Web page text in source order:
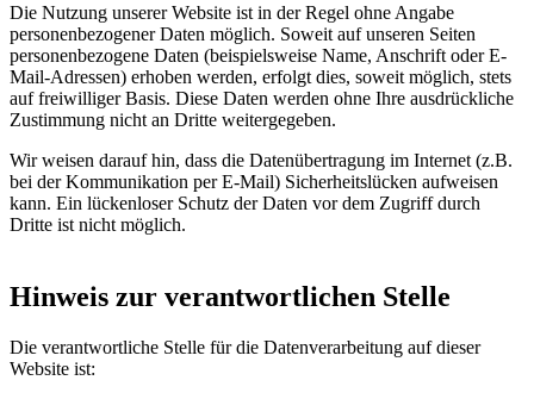
Die Nutzung unserer Website ist in der Regel ohne Angabe
personenbezogener Daten möglich. Soweit auf unseren Seiten
personenbezogene Daten (beispielsweise Name, Anschrift oder E-
Mail-Adressen) erhoben werden, erfolgt dies, soweit möglich, stets
auf freiwilliger Basis. Diese Daten werden ohne Ihre ausdrückliche
Zustimmung nicht an Dritte weitergegeben.
Wir weisen darauf hin, dass die Datenübertragung im Internet (z.B.
bei der Kommunikation per E-Mail) Sicherheitslücken aufweisen
kann. Ein lückenloser Schutz der Daten vor dem Zugriff durch
Dritte ist nicht möglich.
Hinweis zur verantwortlichen Stelle
Die verantwortliche Stelle für die Datenverarbeitung auf dieser
Website ist: